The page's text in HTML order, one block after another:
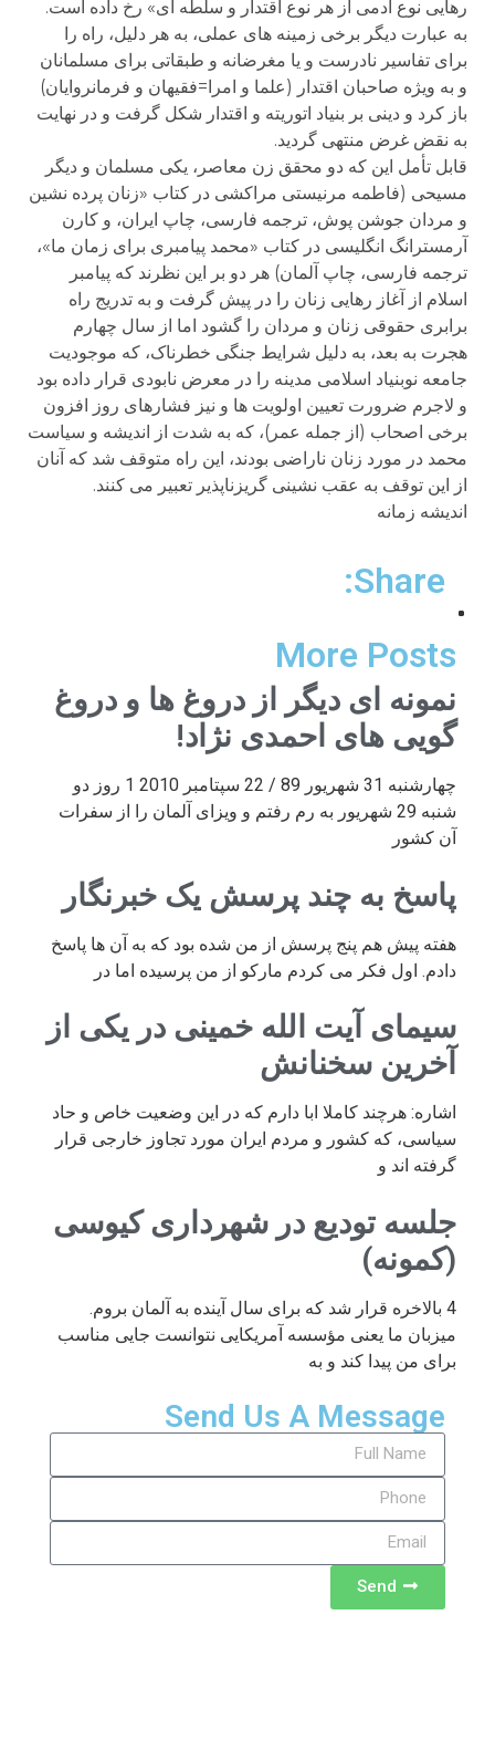
رهایی نوع آدمی از هر نوع اقتدار و سلطه ای» رخ داده است.
به عبارت دیگر برخی زمینه های عملی، به هر دلیل، راه را
برای تفاسیر نادرست و یا مغرضانه و طبقاتی برای مسلمانان
و به ویژه صاحبان اقتدار (علما و امرا=فقیهان و فرمانروایان)
باز کرد و دینی بر بنیاد اتوریته و اقتدار شکل گرفت و در نهایت
به نقض غرض منتهی گردید.
قابل تأمل این که دو محقق زن معاصر، یکی مسلمان و دیگر
مسیحی (فاطمه مرنیستی مراکشی در کتاب «زنان پرده نشین
و مردان جوشن پوش، ترجمه فارسی، چاپ ایران، و کارن
آرمسترانگ انگلیسی در کتاب «محمد پیامبری برای زمان ما»،
ترجمه فارسی، چاپ آلمان) هر دو بر این نظرند که پیامبر
اسلام از آغاز رهایی زنان را در پیش گرفت و به تدریج راه
برابری حقوقی زنان و مردان را گشود اما از سال چهارم
هجرت به بعد، به دلیل شرایط جنگی خطرناک، که موجودیت
جامعه نوبنیاد اسلامی مدینه را در معرض نابودی قرار داده بود
و لاجرم ضرورت تعیین اولویت ها و نیز فشارهای روز افزون
برخی اصحاب (از جمله عمر)، که به شدت از اندیشه و سیاست
محمد در مورد زنان ناراضی بودند، این راه متوقف شد که آنان
از این توقف به عقب نشینی گریزناپذیر تعبیر می کنند.
انديشه زمانه
Share:
More Posts
نمونه ای دیگر از دروغ ها و دروغ
گویی های احمدی نژاد!
چهارشنبه 31 شهریور 89 / 22 سپتامبر 2010 1 روز دو
شنبه 29 شهریور به رم رفتم و ویزای آلمان را از سفرات
آن کشور
پاسخ به چند پرسش یک خبرنگار
هفته پیش هم پنج پرسش از من شده بود که به آن ها پاسخ
دادم. اول فکر می کردم مارکو از من پرسیده اما در
سیمای آیت الله خمینی در یکی از
آخرین سخنانش
اشاره: هرچند کاملا ابا دارم که در این وضعیت خاص و حاد
سیاسی، که کشور و مردم ایران مورد تجاوز خارجی قرار
گرفته اند و
جلسه تودیع در شهرداری کیوسی
(کمونه)
4 بالاخره قرار شد که برای سال آینده به آلمان بروم.
میزبان ما یعنی مؤسسه آمریکایی نتوانست جایی مناسب
برای من پیدا کند و به
Send Us A Message
Send